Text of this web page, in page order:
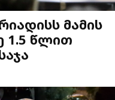
მამის
1.5 წლით